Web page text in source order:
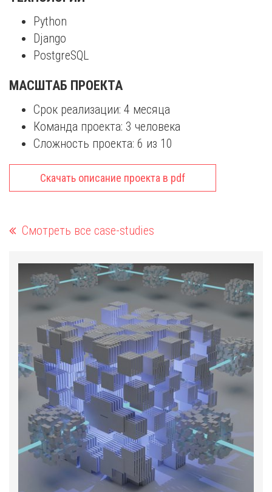
Python
Django
PostgreSQL
МАСШТАБ ПРОЕКТА
Срок реализации: 4 месяца
Команда проекта: 3 человека
Сложность проекта: 6 из 10
Скачать описание проекта в pdf
Смотреть все case-studies